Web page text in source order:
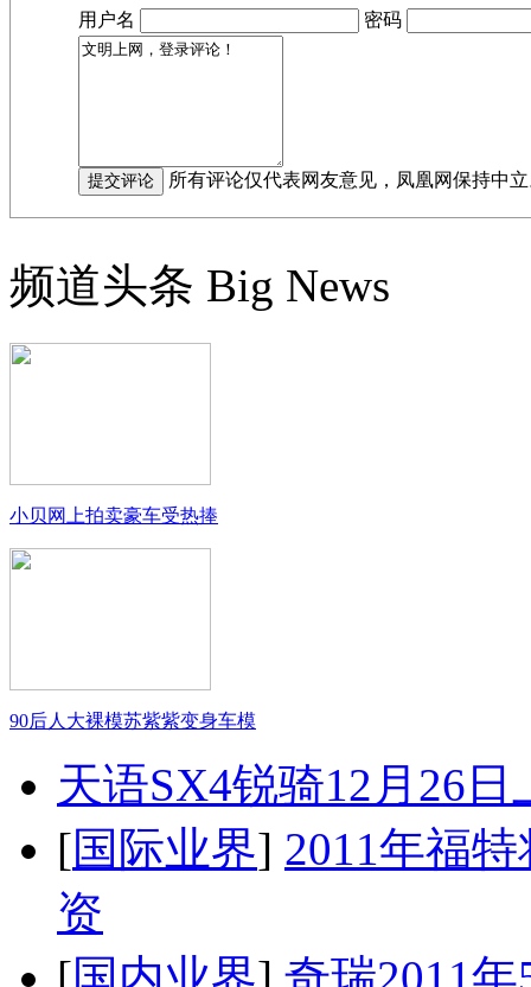
用户名
密码
所有评论仅代表网友意见，凤凰网保持中
频道头条 Big News
小贝网上拍卖豪车受热捧
90后人大裸模苏紫紫变身车模
天语SX4锐骑12月26
[国际业界] 2011年福
资